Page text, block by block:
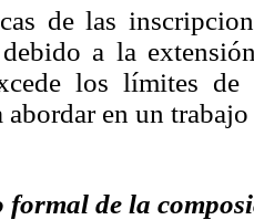
de las
a la
los límites
abordar en un
formal de la